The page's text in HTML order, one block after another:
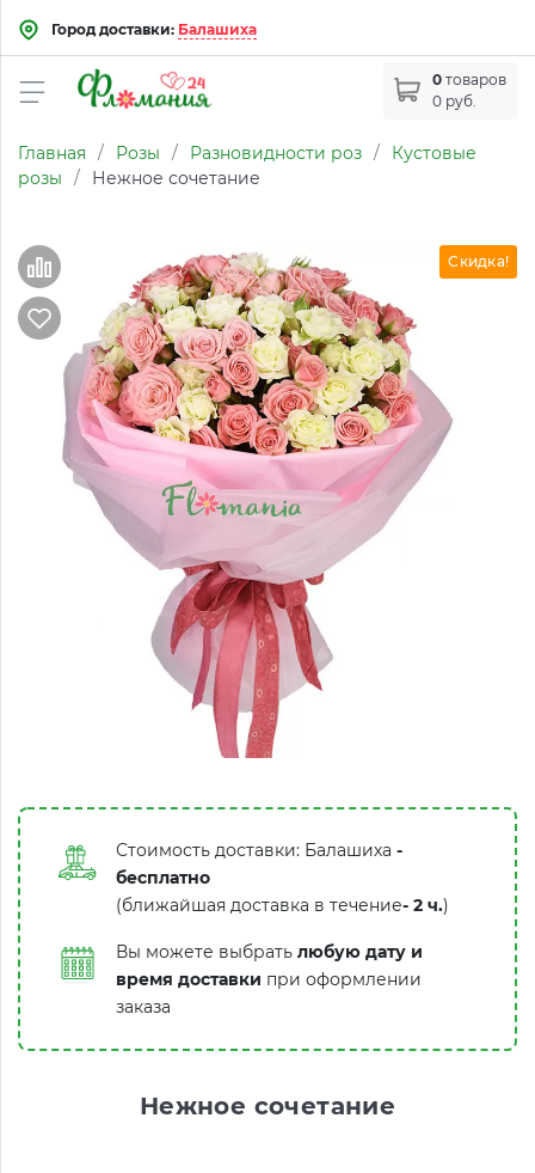
Город доставки: Балашиха
0 товаров
0 руб.
Главная / Розы / Разновидности роз /
Кустовые
розы
/ Нежное сочетание
Скидка!
Стоимость доставки: Балашиха -
бесплатно
(ближайшая доставка в течение- 2 ч.)
Вы можете выбрать любую дату и
время доставки при оформлении
заказа
Нежное сочетание